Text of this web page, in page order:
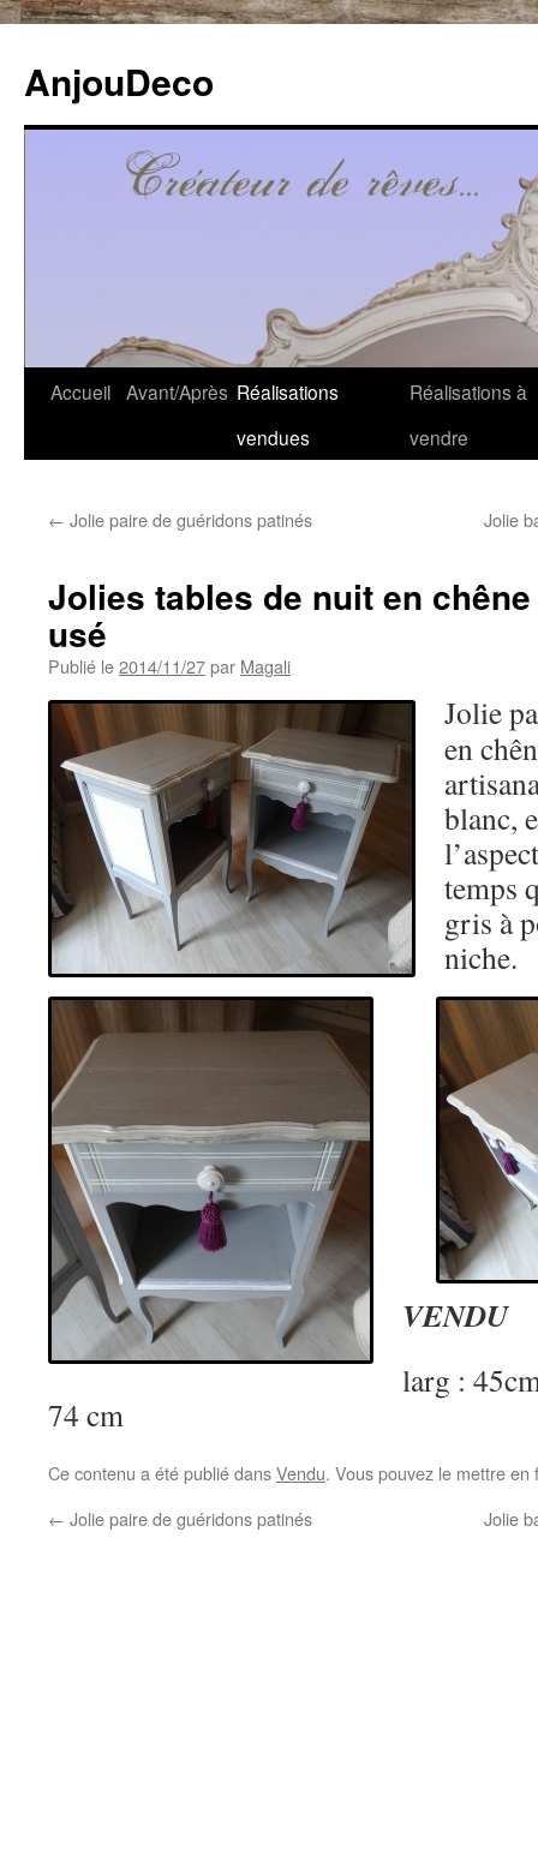
contenu
AnjouDeco
Accueil Avant/Après Réalisations
vendues
Réalisations à
vendre
← Jolie paire de guéridons patinés Jolie
Jolies tables de nuit en
usé
Publié le2014/11/27par Magali
Jolie
en
blanc,
temps
gris à
niche.
VENDU
larg :
74 cm
Ce contenu a été publié dansVendu. Vous pouvez le mettre
← Jolie paire de guéridons patinés Jolie